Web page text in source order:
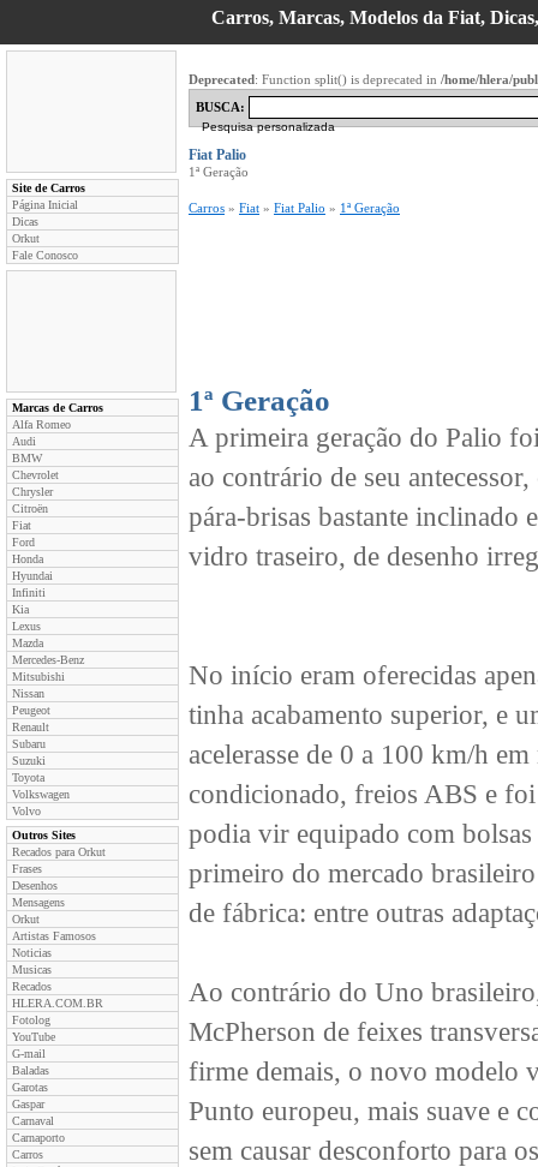
Carros, Marcas, Modelos da Fiat,
Site de Carros
Página Inicial
Dicas
Orkut
Fale Conosco
Marcas de Carros
Alfa Romeo
Audi
BMW
Chevrolet
Chrysler
Citroën
Fiat
Ford
Honda
Hyundai
Infiniti
Kia
Lexus
Mazda
Mercedes-Benz
Mitsubishi
Nissan
Peugeot
Renault
Subaru
Suzuki
Toyota
Volkswagen
Volvo
Outros Sites
Recados para Orkut
Frases
Desenhos
Mensagens
Orkut
Artistas Famosos
Noticias
Musicas
Recados
HLERA.COM.BR
Fotolog
YouTube
G-mail
Baladas
Garotas
Gaspar
Carnaval
Carnaporto
Carros
Deprecated: Function split() is deprecated in /home/hlera/
BUSCA:
Pesquisa personalizada
Fiat Palio
1ª Geração
Carros » Fiat » Fiat Palio » 1ª Geração
1ª Geração
A primeira geração do Palio
ao contrário de seu
pára-brisas bastante inclinado
vidro traseiro, de desenho
No início eram oferecidas
tinha acabamento superior, e
acelerasse de 0 a 100 km/h
condicionado, freios ABS e
podia vir equipado com
primeiro do mercado
de fábrica: entre outras
Ao contrário do Uno
McPherson de feixes
firme demais, o novo modelo
Punto europeu, mais suave e
sem causar desconforto para